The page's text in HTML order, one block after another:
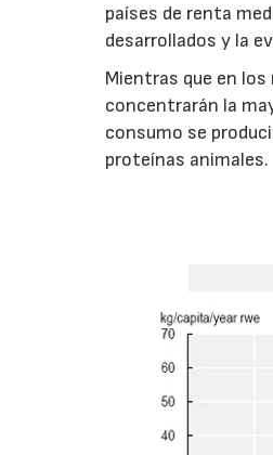
países de renta
desarrollados y la
Mientras que en
concentrarán la
consumo se
proteínas animales.